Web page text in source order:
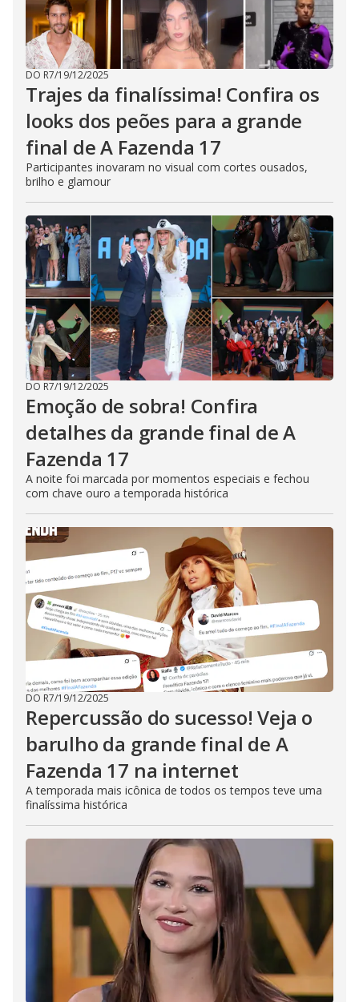
DO R7/19/12/2025
Trajes da finalíssima! Confira os
looks dos peões para a grande
final de A Fazenda 17
Participantes inovaram no visual com cortes ousados,
brilho e glamour
DO R7/19/12/2025
Emoção de sobra! Confira
detalhes da grande final de A
Fazenda 17
A noite foi marcada por momentos especiais e fechou
com chave ouro a temporada histórica
DO R7/19/12/2025
Repercussão do sucesso! Veja o
barulho da grande final de A
Fazenda 17 na internet
A temporada mais icônica de todos os tempos teve uma
finalíssima histórica